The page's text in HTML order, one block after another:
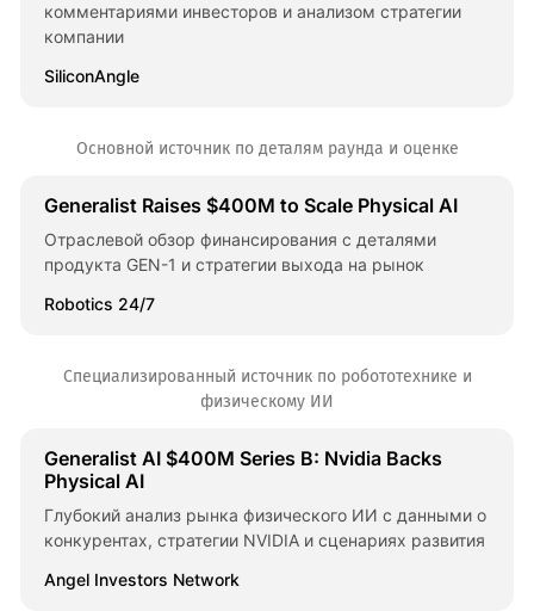
комментариями инвесторов и анализом стратегии
компании
SiliconAngle
Основной источник по деталям раунда и оценке
Generalist Raises $400M to Scale Physical AI
Отраслевой обзор финансирования с деталями
продукта GEN-1 и стратегии выхода на рынок
Robotics 24/7
Специализированный источник по робототехнике и
физическому ИИ
Generalist AI $400M Series B: Nvidia Backs
Physical AI
Глубокий анализ рынка физического ИИ с данными о
конкурентах, стратегии NVIDIA и сценариях развития
Angel Investors Network